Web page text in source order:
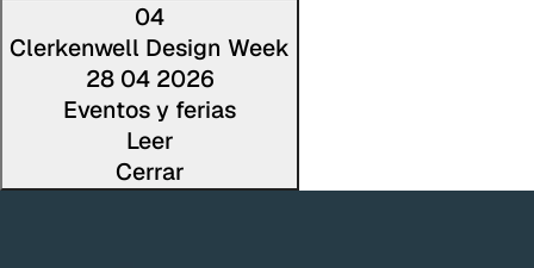
04
Clerkenwell Design Week
28 04 2026
Eventos y ferias
Leer
CerrarLee la